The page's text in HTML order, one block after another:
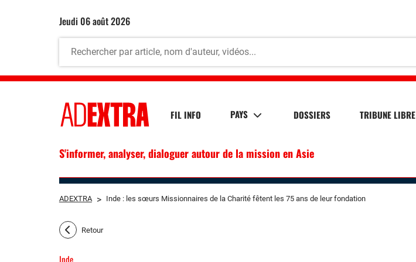
jeudi 06 août 2026
FIL INFO PAYS DOSSIERS TRIBUNE LIBRE
S'informer, analyser, dialoguer autour de la mission en Asie
ADEXTRA > Inde : les sœurs Missionnaires de la Charité fêtent les 75 ans de leur fondation
Retour
Inde